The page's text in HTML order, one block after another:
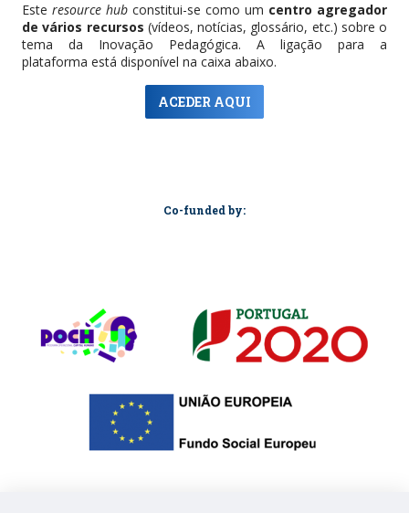
Este resource hub constitui-se como um centro agregador
de vários recursos (vídeos, notícias, glossário, etc.) sobre o
tema da Inovação Pedagógica. A ligação para a
plataforma está disponível na caixa abaixo.
ACEDER AQUI
Co-funded by: